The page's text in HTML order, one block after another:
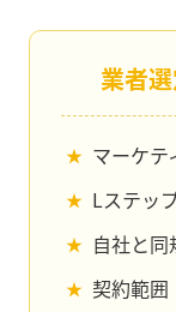
業者
マーケテ
Lステッ
自社と
契約範囲